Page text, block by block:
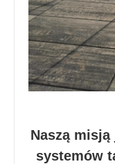
Naszą
systemów